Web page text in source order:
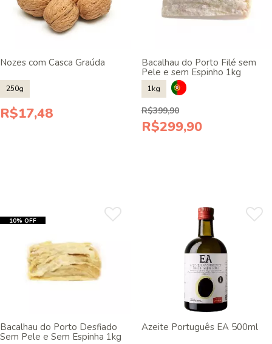
Nozes com Casca Graúda
250g
R$17,48
Bacalhau do Porto Filé sem
Pele e sem Espinho 1kg
1kg
R$399,90
R$299,90
10% OFF
Bacalhau do Porto Desfiado
Sem Pele e Sem Espinha 1kg
Azeite Português EA 500ml